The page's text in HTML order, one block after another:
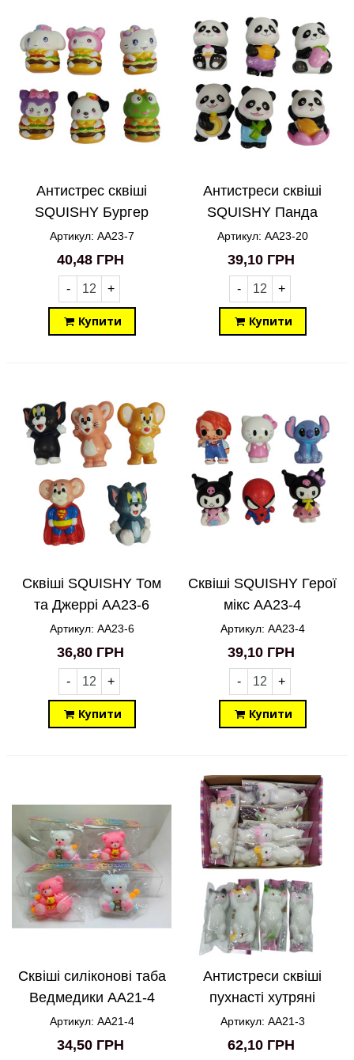
Антистрес сквіші
SQUISHY Бургер
Санріо Sanrio AA23-7
Артикул: AA23-7
40,48 ГРН
- +
Купити
Антистреси сквіші
SQUISHY Панда
AA23-20
Артикул: AA23-20
39,10 ГРН
- +
Купити
Сквіші SQUISHY Том
та Джеррі AA23-6
Артикул: AA23-6
36,80 ГРН
- +
Купити
Сквіші SQUISHY Герої
мікс AA23-4
Артикул: AA23-4
39,10 ГРН
- +
Купити
Сквіші силіконові таба
Ведмедики AA21-4
Артикул: AA21-4
34,50 ГРН
Антистреси сквіші
пухнасті хутряні
великі Коти AA21-3
Артикул: AA21-3
62,10 ГРН